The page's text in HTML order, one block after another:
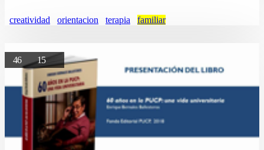
creatividad orientacion terapia familiar
46 15